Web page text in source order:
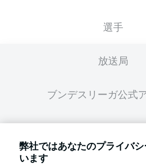
選手
放送局
ブンデスリーガ公式
ファンタジー・マネ
弊社ではあなたのプライバ
います